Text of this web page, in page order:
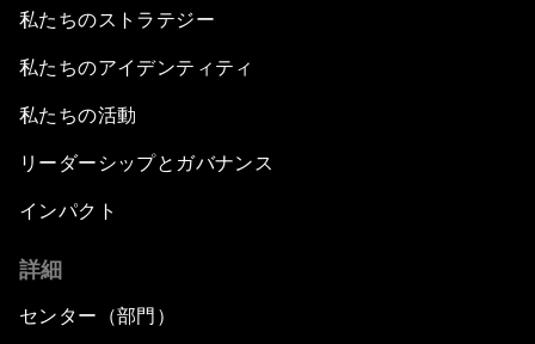
私たちのストラテジー
私たちのアイデンティティ
私たちの活動
リーダーシップとガバナンス
インパクト
詳細
センター（部門）